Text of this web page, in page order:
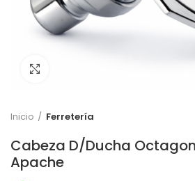
Inicio Ferretería
Cabeza D/Ducha
Apache